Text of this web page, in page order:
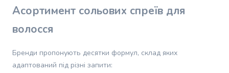
для
котів
Нашийники
Асортимент сольових спреїв для
волосся
Бренди пропонують десятки формул, склад яких
адаптований під різні запити: